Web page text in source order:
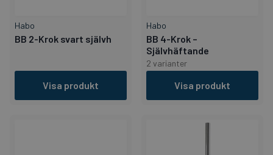
Habo
BB 2-Krok svart självh
Visa produkt
Habo
BB 4-Krok –
Självhäftande
2 varianter
Visa produkt